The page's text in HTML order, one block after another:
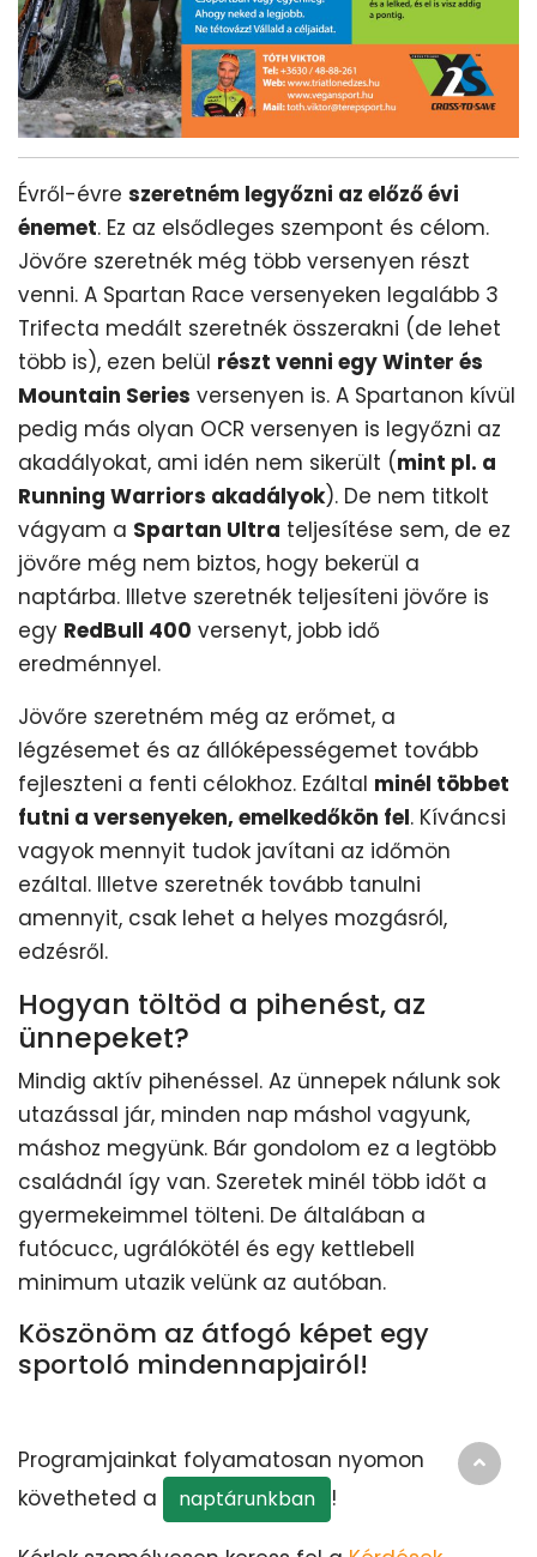
Évről-évre szeretném legyőzni az előző évi
énemet. Ez az elsődleges szempont és célom.
Jövőre szeretnék még több versenyen részt
venni. A Spartan Race versenyeken legalább 3
Trifecta medált szeretnék összerakni (de lehet
több is), ezen belül részt venni egy Winter és
Mountain Series versenyen is. A Spartanon kívül
pedig más olyan OCR versenyen is legyőzni az
akadályokat, ami idén nem sikerült (mint pl. a
Running Warriors akadályok). De nem titkolt
vágyam a Spartan Ultra teljesítése sem, de ez
jövőre még nem biztos, hogy bekerül a
naptárba. Illetve szeretnék teljesíteni jövőre is
egy RedBull 400 versenyt, jobb idő
eredménnyel.
Jövőre szeretném még az erőmet, a
légzésemet és az állóképességemet tovább
fejleszteni a fenti célokhoz. Ezáltal minél többet
futni a versenyeken, emelkedőkön fel. Kíváncsi
vagyok mennyit tudok javítani az időmön
ezáltal. Illetve szeretnék tovább tanulni
amennyit, csak lehet a helyes mozgásról,
edzésről.
Hogyan töltöd a pihenést, az
ünnepeket?
Mindig aktív pihenéssel. Az ünnepek nálunk sok
utazással jár, minden nap máshol vagyunk,
máshoz megyünk. Bár gondolom ez a legtöbb
családnál így van. Szeretek minél több időt a
gyermekeimmel tölteni. De általában a
futócucc, ugrálókötél és egy kettlebell
minimum utazik velünk az autóban.
Köszönöm az átfogó képet egy
sportoló mindennapjairól!
Programjainkat folyamatosan nyomon
követheted a
naptárunkban !